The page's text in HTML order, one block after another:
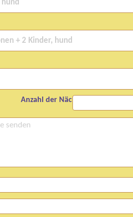
Anzahl der Nächte: